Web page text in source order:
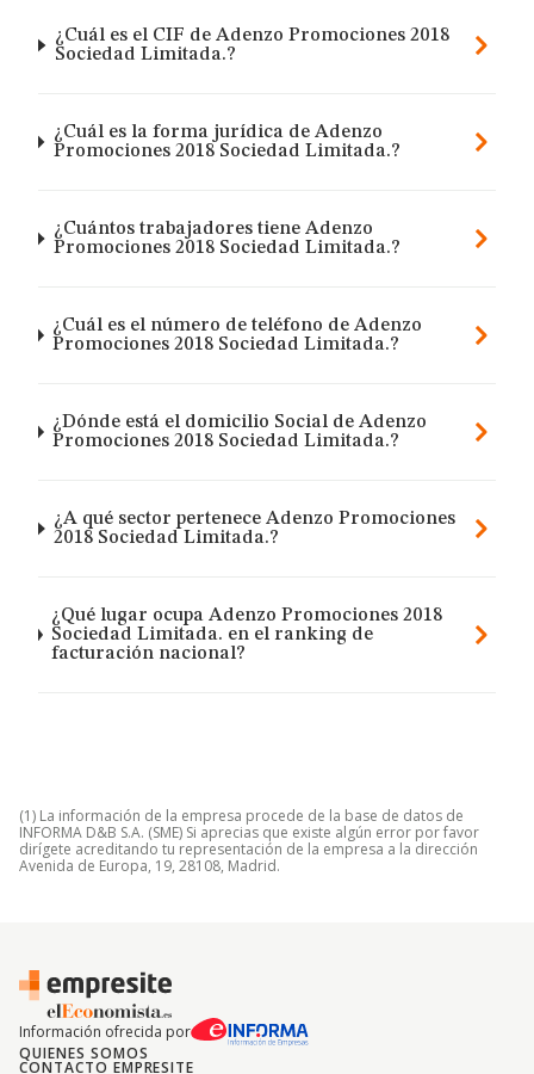
¿Cuál es el CIF de Adenzo Promociones 2018
Sociedad Limitada.?
¿Cuál es la forma jurídica de Adenzo
Promociones 2018 Sociedad Limitada.?
¿Cuántos trabajadores tiene Adenzo
Promociones 2018 Sociedad Limitada.?
¿Cuál es el número de teléfono de Adenzo
Promociones 2018 Sociedad Limitada.?
¿Dónde está el domicilio Social de Adenzo
Promociones 2018 Sociedad Limitada.?
¿A qué sector pertenece Adenzo Promociones
2018 Sociedad Limitada.?
¿Qué lugar ocupa Adenzo Promociones 2018
Sociedad Limitada. en el ranking de
facturación nacional?
(1) La información de la empresa procede de la base de datos de
INFORMA D&B S.A. (SME) Si aprecias que existe algún error por favor
dirígete acreditando tu representación de la empresa a la dirección
Avenida de Europa, 19, 28108, Madrid.
Información ofrecida por
QUIENES SOMOS
CONTACTO EMPRESITE